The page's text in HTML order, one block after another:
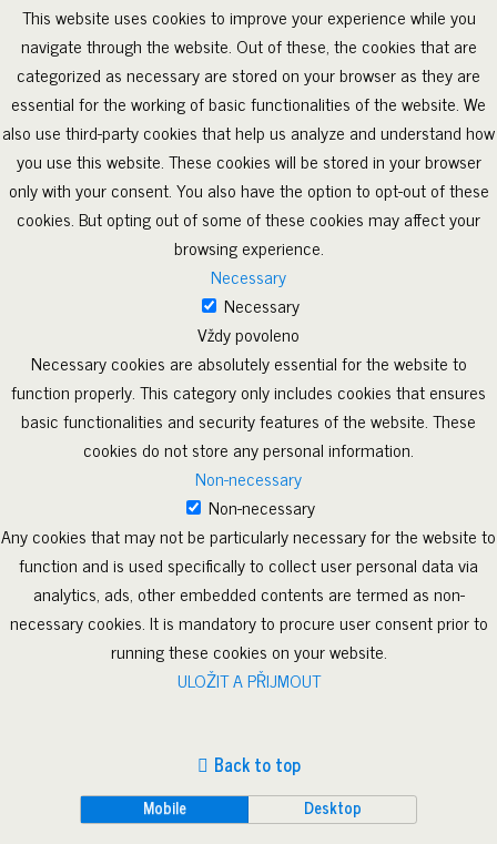
This website uses cookies to improve your experience while you
navigate through the website. Out of these, the cookies that are
categorized as necessary are stored on your browser as they are
essential for the working of basic functionalities of the website. We
also use third-party cookies that help us analyze and understand how
you use this website. These cookies will be stored in your browser
only with your consent. You also have the option to opt-out of these
cookies. But opting out of some of these cookies may affect your
browsing experience.
Necessary
Necessary
Vždy povoleno
Necessary cookies are absolutely essential for the website to
function properly. This category only includes cookies that ensures
basic functionalities and security features of the website. These
cookies do not store any personal information.
Non-necessary
Non-necessary
Any cookies that may not be particularly necessary for the website to
function and is used specifically to collect user personal data via
analytics, ads, other embedded contents are termed as non-
necessary cookies. It is mandatory to procure user consent prior to
running these cookies on your website.
ULOŽIT A PŘIJMOUT
Back to top
Mobile Desktop